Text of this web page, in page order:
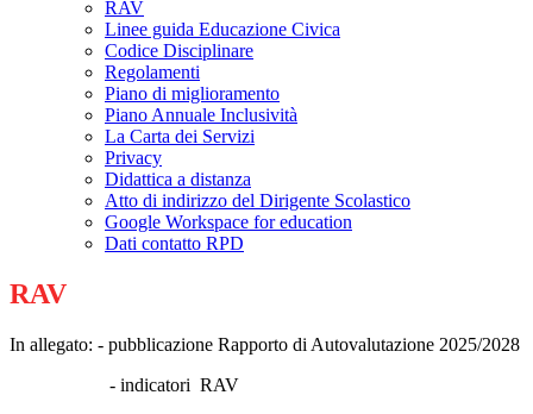
RAV
Linee guida Educazione Civica
Codice Disciplinare
Regolamenti
Piano di miglioramento
Piano Annuale Inclusività
La Carta dei Servizi
Privacy
Didattica a distanza
Atto di indirizzo del Dirigente Scolastico
Google Workspace for education
Dati contatto RPD
RAV
In allegato: - pubblicazione Rapporto di Autovalutazione 2025/2028
- indicatori RAV